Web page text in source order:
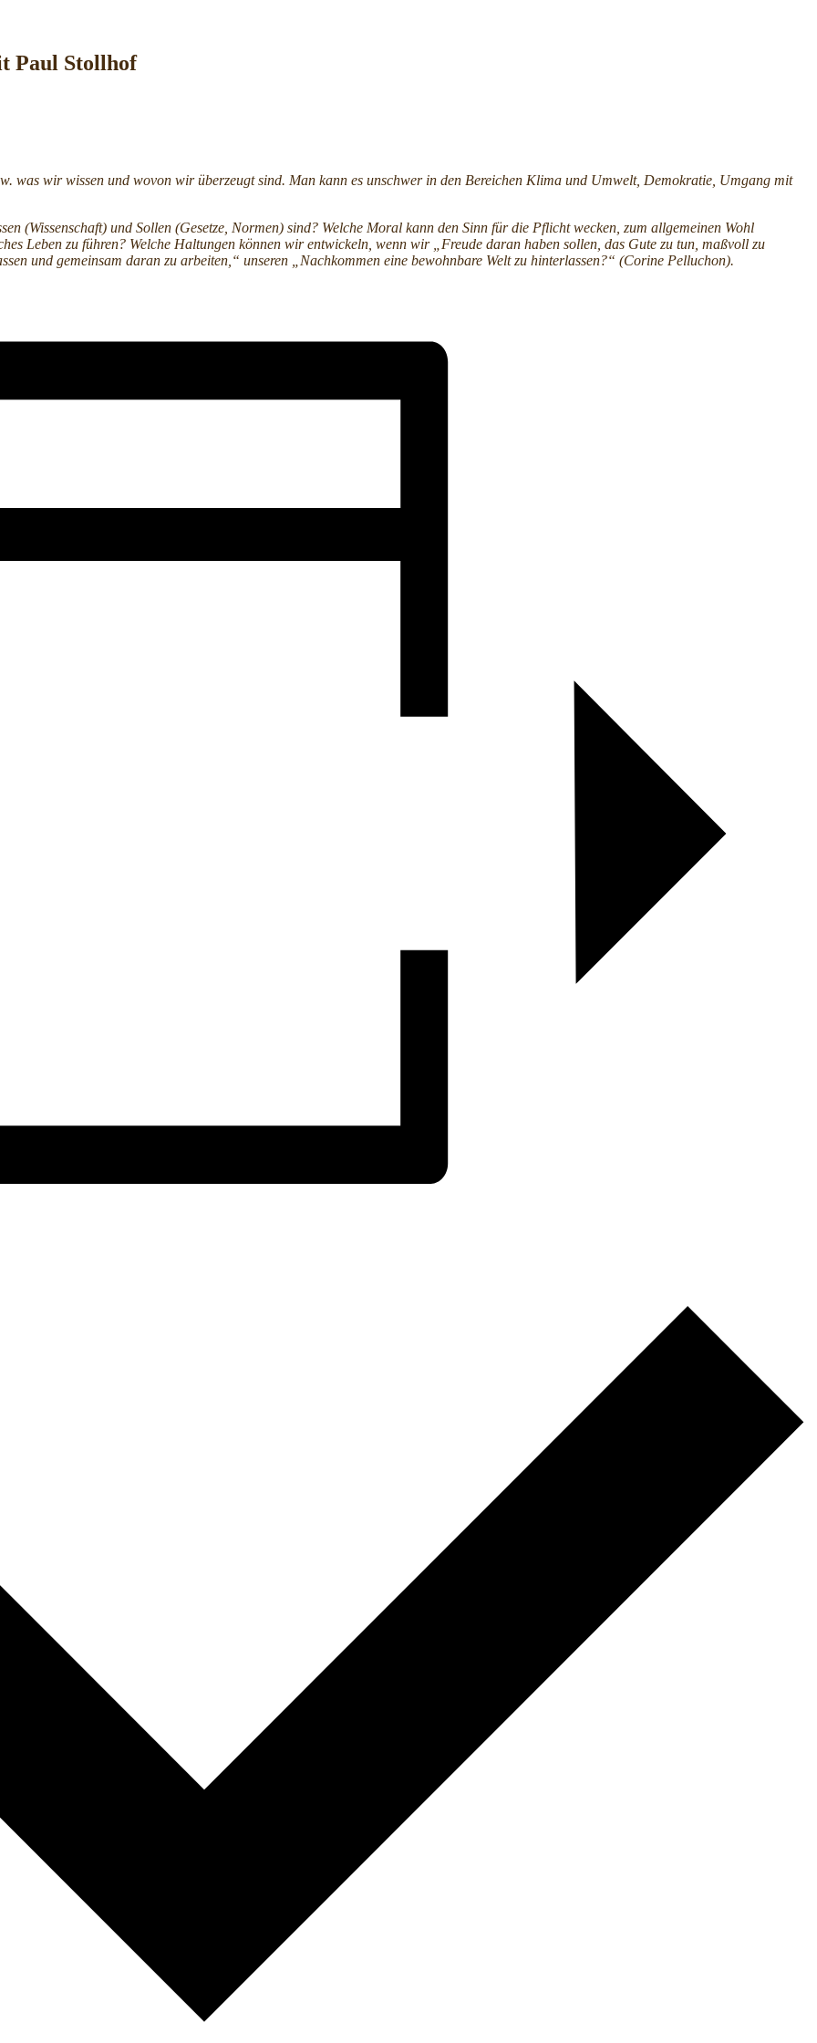
Paul Stollhof
was wir wissen und wovon wir überzeugt sind. Man kann es unschwer in den Bereichen Klima und Umwelt, Demokratie, Umgang mit
(Wissenschaft) und Sollen (Gesetze, Normen) sind? Welche Moral kann den Sinn für die Pflicht wecken, zum allgemeinen Wohl
Leben zu führen? Welche Haltungen können wir entwickeln, wenn wir „Freude daran haben sollen, das Gute zu tun, maßvoll zu
und gemeinsam daran zu arbeiten,“ unseren „Nachkommen eine bewohnbare Welt zu hinterlassen?“ (Corine Pelluchon).